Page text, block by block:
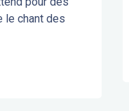
le chant des